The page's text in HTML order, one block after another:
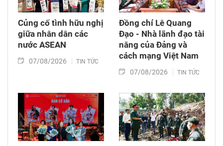
Củng cố tình hữu nghị
giữa nhân dân các
nước ASEAN
07/08/2026 TIN TỨC
Đồng chí Lê Quang
Đạo - Nhà lãnh đạo tài
năng của Đảng và
cách mạng Việt Nam​
07/08/2026 TIN TỨC